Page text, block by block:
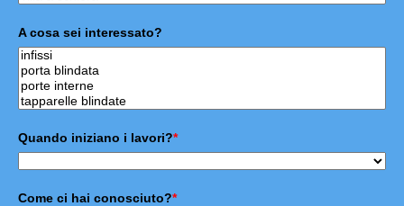
A cosa sei interessato?
Quando iniziano i lavori?*
Come ci hai conosciuto?*